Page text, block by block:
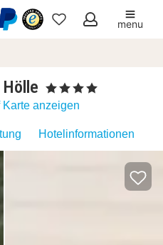
Meine
menu
, 4 Sterne
Karte anzeigen
Hotelinformationen